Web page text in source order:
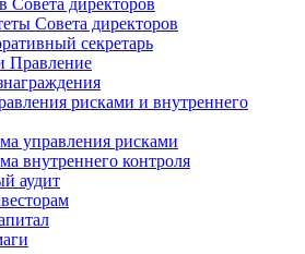
Совета директоров
Совета директоров
секретарь
Правление
рисками и внутреннего
управления рисками
внутреннего контроля
аудит